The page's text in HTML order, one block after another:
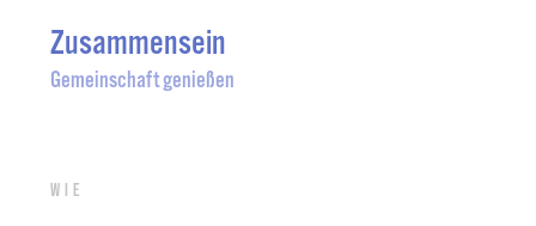
Zusammensein
Gemeinschaft genießen
Wie